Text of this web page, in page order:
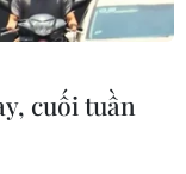
cuối tuần